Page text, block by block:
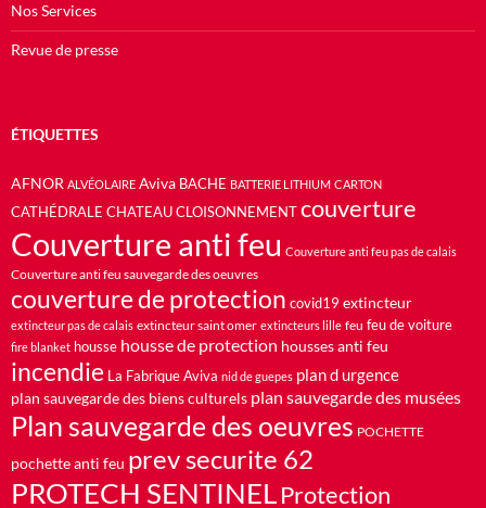
Nos Services
Revue de presse
ÉTIQUETTES
AFNOR ALVÉOLAIRE Aviva BACHE BATTERIE LITHIUM CARTON
CATHÉDRALE CHATEAU CLOISONNEMENT couverture
Couverture anti feu Couverture anti feu pas de calais
Couverture anti feu sauvegarde des oeuvres
couverture de protection covid19 extincteur
extincteur pas de calais extincteur saint omer extincteurs lille feu feu de voiture
fire blanket housse housse de protection housses anti feu
incendie La Fabrique Aviva nid de guepes plan d urgence
plan sauvegarde des biens culturels plan sauvegarde des musées
Plan sauvegarde des oeuvres POCHETTE
pochette anti feu prev securite 62
PROTECH SENTINELProtection